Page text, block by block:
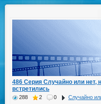
486 Серия Случайно или нет,
встретились
288 2 0 Случайно